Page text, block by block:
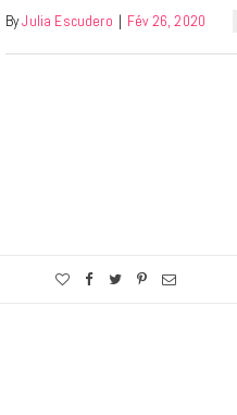
ByJulia Escudero | Fév 26, 2020